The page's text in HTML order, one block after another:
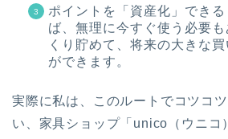
ポイントを「資産化」でき
ば、無理に今すぐ使う必要
くり貯めて、将来の大きな
ができます。
実際に私は、このルートでコツコ
い、家具ショップ「unico（ウニコ